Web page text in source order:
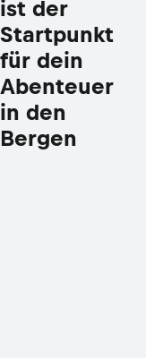
ist der
Startpunkt
für dein
Abenteuer
in den
Bergen